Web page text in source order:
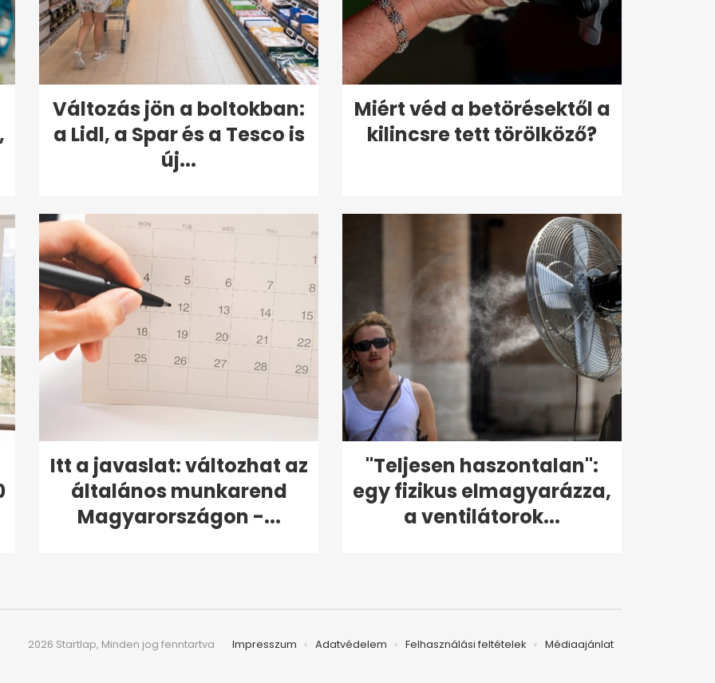
Változás jön a boltokban:
a Lidl, a Spar és a Tesco is
új...
Miért véd a betörésektől a
kilincsre tett törölköző?
Itt a javaslat: változhat az
általános munkarend
Magyarországon -...
"Teljesen haszontalan":
egy fizikus elmagyarázza,
a ventilátorok...
Impresszum Adatvédelem Felhasználási feltételek Médiaajánlat
2026 Startlap, Minden jog fenntartva